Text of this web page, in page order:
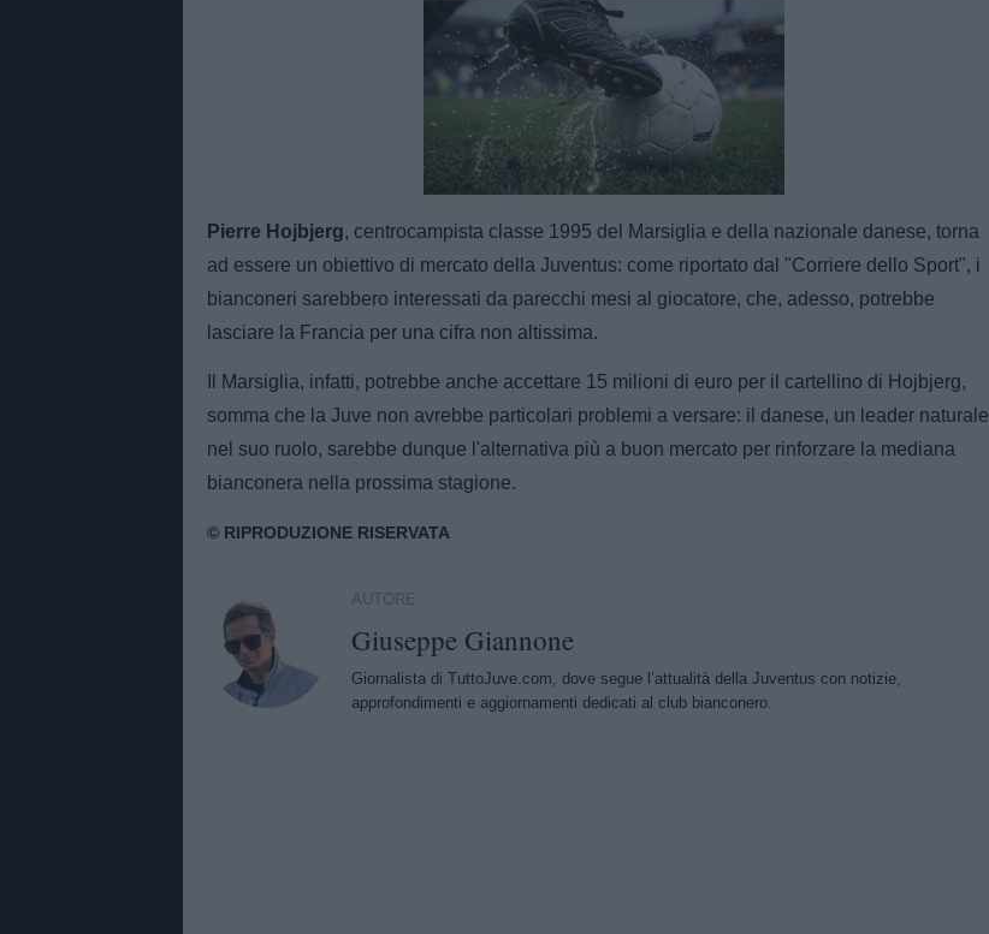
Unmute
Loaded:
100.00%
Pierre Hojbjerg, centrocampista classe 1995 del Marsiglia e della nazionale danese, torna
ad essere un obiettivo di mercato della Juventus: come riportato dal "Corriere dello Sport", i
bianconeri sarebbero interessati da parecchi mesi al giocatore, che, adesso, potrebbe
lasciare la Francia per una cifra non altissima.
Il Marsiglia, infatti, potrebbe anche accettare 15 milioni di euro per il cartellino di Hojbjerg,
somma che la Juve non avrebbe particolari problemi a versare: il danese, un leader naturale
nel suo ruolo, sarebbe dunque l'alternativa più a buon mercato per rinforzare la mediana
bianconera nella prossima stagione.
AUTORE
Giuseppe Giannone
Giornalista di TuttoJuve.com, dove segue l’attualità della Juventus con notizie,
approfondimenti e aggiornamenti dedicati al club bianconero.